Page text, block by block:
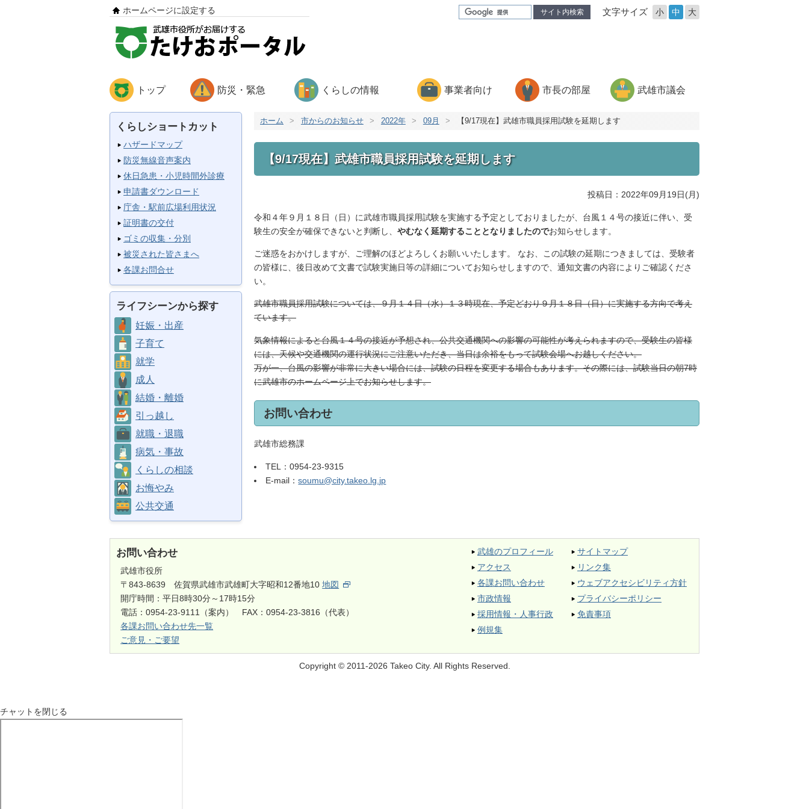
サイト内検索 文字サイズ 小 中 大
ホームページに設定する
トップ 防災・緊急 くらしの情報 事業者向け 市長の部屋 武雄市議会
くらしショートカット
ハザードマップ
防災無線音声案内
休日急患・小児時間外診療
申請書ダウンロード
庁舎・駅前広場利用状況
証明書の交付
ゴミの収集・分別
被災された皆さまへ
各課お問合せ
ライフシーンから探す
妊娠・出産
子育て
就学
成人
結婚・離婚
引っ越し
就職・退職
病気・事故
くらしの相談
お悔やみ
公共交通
ホーム > 市からのお知らせ > 2022年 > 09月 > 【9/17現在】武雄市職員採用試験を延期します
【9/17現在】武雄市職員採用試験を延期します
投稿日：2022年09月19日(月)
令和４年９月１８日（日）に武雄市職員採用試験を実施する予定としておりましたが、台風１４号の接近に伴い、受
験生の安全が確保できないと判断し、 やむなく延期することとなりましたのでお知らせします。
ご迷惑をおかけしますが、ご理解のほどよろしくお願いいたします。 なお、この試験の延期につきましては、受験者
の皆様に、後日改めて文書で試験実施日等の詳細についてお知らせしますので、通知文書の内容によりご確認くださ
い。
武雄市職員採用試験については、９月１４日（水）１３時現在、予定どおり９月１８日（日）に実施する方向で考え
ています。
気象情報によると台風１４号の接近が予想され、公共交通機関への影響の可能性が考えられますので、受験生の皆様
には、天候や交通機関の運行状況にご注意いただき、当日は余裕をもって試験会場へお越しください。
万が一、台風の影響が非常に大きい場合には、試験の日程を変更する場合もあります。その際には、試験当日の朝7時
に武雄市のホームページ上でお知らせします。
お問い合わせ
武雄市総務課
TEL：0954-23-9315
E-mail：soumu@city.takeo.lg.jp
お問い合わせ
武雄市役所
〒843-8639 佐賀県武雄市武雄町大字昭和12番地10地図
開庁時間：平日8時30分～17時15分
電話：0954-23-9111（案内） FAX：0954-23-3816（代表）
各課お問い合わせ先一覧
ご意見・ご要望
武雄のプロフィール
アクセス
各課お問い合わせ
市政情報
採用情報・人事行政
例規集
サイトマップ
リンク集
ウェブアクセシビリティ方針
プライバシーポリシー
免責事項
Copyright © 2011-2026 Takeo City. All Rights Reserved.
チャットを閉じる